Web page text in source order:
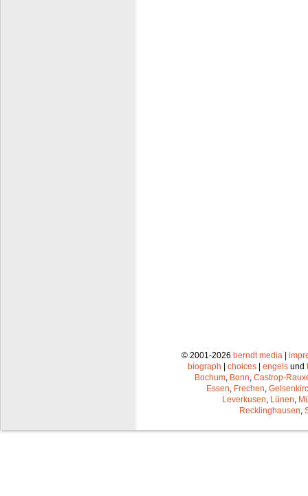
© 2001-2026 berndt media |
biograph | choices | engels und
Bochum Bonn Castrop-
Essen Frechen
Leverkusen Lünen
Recklinghausen